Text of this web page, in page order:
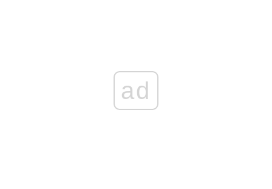
ad